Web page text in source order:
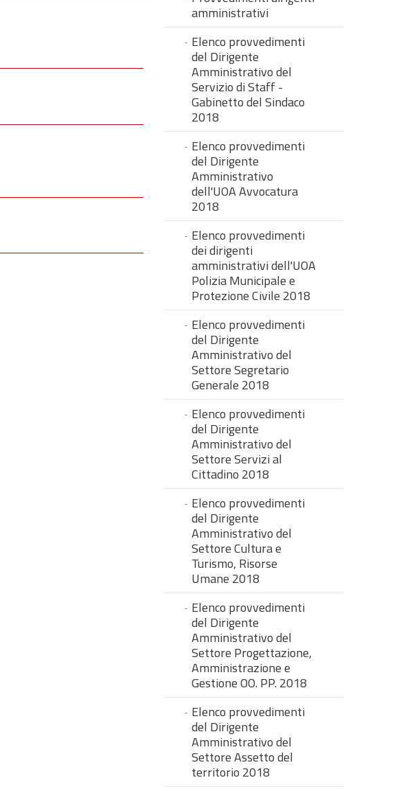
amministrativi
Elenco provvedimenti
del Dirigente
Amministrativo del
Servizio di Staff -
Gabinetto del Sindaco
2018
Elenco provvedimenti
del Dirigente
Amministrativo
dell'UOA Avvocatura
2018
Elenco provvedimenti
dei dirigenti
amministrativi dell'UOA
Polizia Municipale e
Protezione Civile 2018
Elenco provvedimenti
del Dirigente
Amministrativo del
Settore Segretario
Generale 2018
Elenco provvedimenti
del Dirigente
Amministrativo del
Settore Servizi al
Cittadino 2018
Elenco provvedimenti
del Dirigente
Amministrativo del
Settore Cultura e
Turismo, Risorse
Umane 2018
Elenco provvedimenti
del Dirigente
Amministrativo del
Settore Progettazione,
Amministrazione e
Gestione OO. PP. 2018
Elenco provvedimenti
del Dirigente
Amministrativo del
Settore Assetto del
territorio 2018